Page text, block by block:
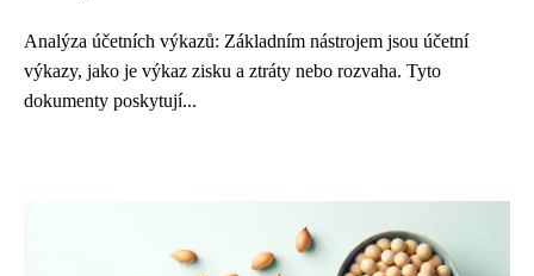
Analýza účetních výkazů: Základním nástrojem jsou účetní
výkazy, jako je výkaz zisku a ztráty nebo rozvaha. Tyto
dokumenty poskytují...